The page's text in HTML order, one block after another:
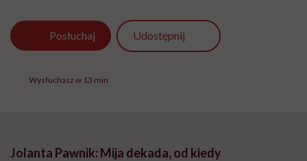
Posłuchaj Udostępnij
Wysłuchasz w 13 min
Jolanta Pawnik: Mija dekada, od kiedy